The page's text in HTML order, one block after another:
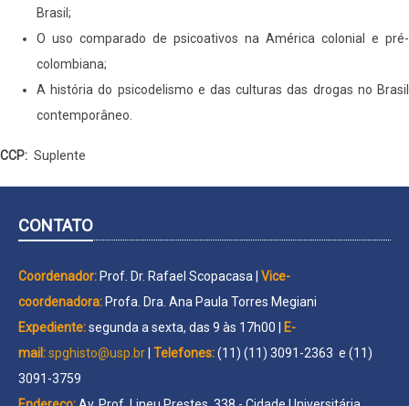
Brasil;
O uso comparado de psicoativos na América colonial e pré-
colombiana;
A história do psicodelismo e das culturas das drogas no Brasil
contemporâneo.
CCP Suplente
CONTATO
Coordenador: Prof. Dr. Rafael Scopacasa | Vice-
coordenadora: Profa. Dra. Ana Paula Torres Megiani
Expediente:segunda a sexta, das 9 às 17h00 |
E-
mail:spghisto@usp.br Telefones:(11) (11) 3091-2363 e (11)
3091-3759